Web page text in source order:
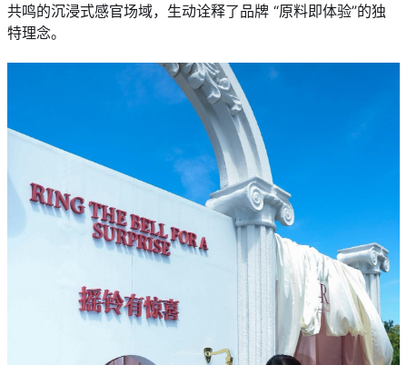
共鸣的沉浸式感官场域，生动诠释了品牌 “原料即体验”的独
特理念。